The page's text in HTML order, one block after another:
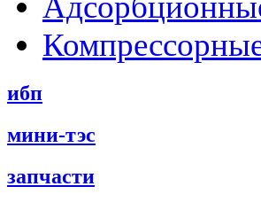
ибп
мини-тэс
запчасти